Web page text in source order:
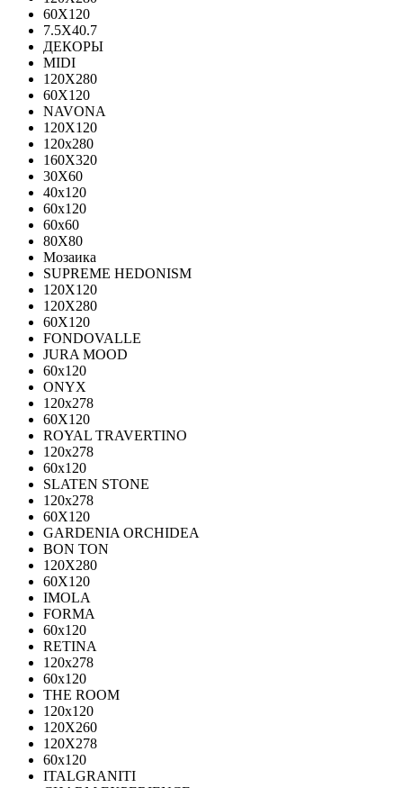
60Х120
7.5X40.7
ДЕКОРЫ
MIDI
120Х280
60Х120
NAVONA
120X120
120x280
160X320
30X60
40x120
60x120
60x60
80X80
Мозаика
SUPREME HEDONISM
120X120
120X280
60X120
FONDOVALLE
JURA MOOD
60х120
ONYX
120х278
60X120
ROYAL TRAVERTINO
120х278
60х120
SLATEN STONE
120х278
60X120
GARDENIA ORCHIDEA
BON TON
120X280
60X120
IMOLA
FORMA
60x120
RETINA
120x278
60x120
THE ROOM
120x120
120X260
120X278
60x120
ITALGRANITI